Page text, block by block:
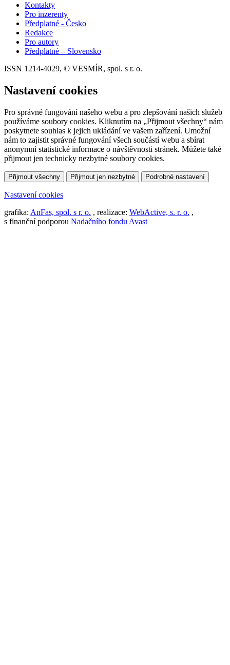
Kontakty
Pro inzerenty
Předplatné - Česko
Redakce
Pro autory
Předplatné – Slovensko
ISSN 1214-4029, © VESMÍR, spol. s r. o.
Nastavení cookies
Pro správné fungování našeho webu a pro zlepšování našich služeb
používáme soubory cookies. Kliknutím na „Přijmout všechny“ nám
poskytnete souhlas k jejich ukládání ve vašem zařízení. Umožní
nám to zajistit správné fungování všech součástí webu a sbírat
anonymní statistické informace o návštěvnosti stránek. Můžete také
přijmout jen technicky nezbytné soubory cookies.
Přijmout všechny Přijmout jen nezbytné Podrobné nastavení
Nastavení cookies
grafika: AnFas, spol. s r. o. , realizace: WebActive, s. r. o. ,
s finanční podporou Nadačního fondu Avast